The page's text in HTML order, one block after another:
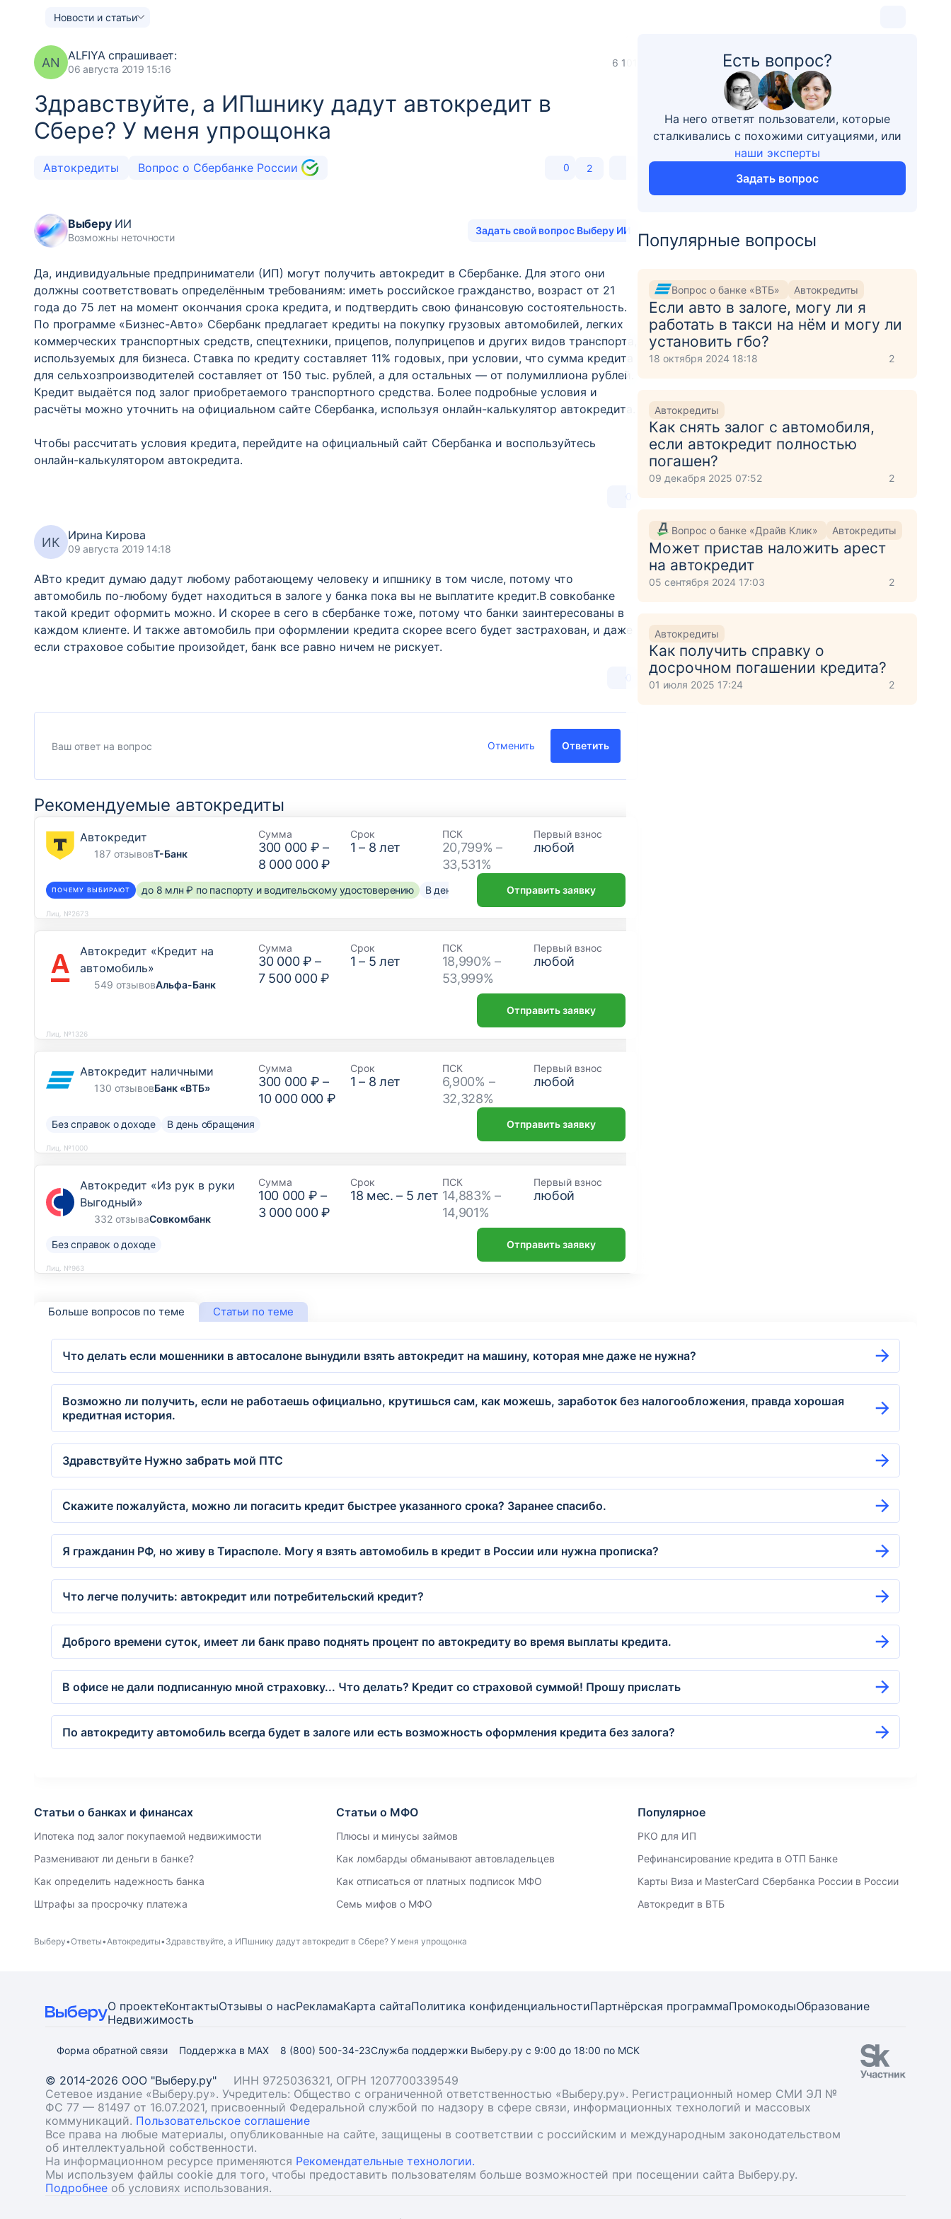
Новости и статьи
AN ALFIYAспрашивает:
06 августа 2019 15:16
6 101
Здравствуйте, а ИПшнику дадут автокредит в
Сбере? У меня упрощонка
Автокредиты Вопрос о Сбербанке России 0 2
ВыберуИИ
Возможны неточности
Задать свой вопрос Выберу ИИ
Да, индивидуальные предприниматели (ИП) могут получить автокредит в Сбербанке. Для этого они
должны соответствовать определённым требованиям: иметь российское гражданство, возраст от 21
года до 75 лет на момент окончания срока кредита, и подтвердить свою финансовую состоятельность.
По программе «Бизнес-Авто» Сбербанк предлагает кредиты на покупку грузовых автомобилей, легких
коммерческих транспортных средств, спецтехники, прицепов, полуприцепов и других видов транспорта,
используемых для бизнеса. Ставка по кредиту составляет 11% годовых, при условии, что сумма кредита
для сельхозпроизводителей составляет от 150 тыс. рублей, а для остальных — от полумиллиона рублей.
Кредит выдаётся под залог приобретаемого транспортного средства. Более подробные условия и
расчёты можно уточнить на официальном сайте Сбербанка, используя онлайн-калькулятор автокредита.
Чтобы рассчитать условия кредита, перейдите на официальный сайт Сбербанка и воспользуйтесь
онлайн-калькулятором автокредита.
0
ИК Ирина Кирова
09 августа 2019 14:18
АВто кредит думаю дадут любому работающему человеку и ипшнику в том числе, потому что
автомобиль по-любому будет находиться в залоге у банка пока вы не выплатите кредит.В совкобанке
такой кредит оформить можно. И скорее в сего в сбербанке тоже, потому что банки заинтересованы в
каждом клиенте. И также автомобиль при оформлении кредита скорее всего будет застрахован, и даже
если страховое событие произойдет, банк все равно ничем не рискует.
0
Отменить Ответить
Рекомендуемые автокредиты
Автокредит
187 отзывовТ-Банк
Сумма
300 000 ₽ –
8 000 000 ₽
Срок
1 – 8 лет
ПСК
20,799% –
33,531%
Первый взнос
любой
ПОЧЕМУ ВЫБИРАЮТ до 8 млн ₽ по паспорту и водительскому удостоверению В день обращенияОтправить заявку
Лиц. №2673
Автокредит «Кредит на
автомобиль»
549 отзывовАльфа-Банк
Сумма
30 000 ₽ –
7 500 000 ₽
Срок
1 – 5 лет
ПСК
18,990% –
53,999%
Первый взнос
любой
Отправить заявку
Лиц. №1326
Автокредит наличными
130 отзывовБанк «ВТБ»
Сумма
300 000 ₽ –
10 000 000 ₽
Срок
1 – 8 лет
ПСК
6,900% –
32,328%
Первый взнос
любой
Без справок о доходе В день обращения Отправить заявку
Лиц. №1000
Автокредит «Из рук в руки
Выгодный»
332 отзываСовкомбанк
Сумма
100 000 ₽ –
3 000 000 ₽
Срок
18 мес. – 5 лет
ПСК
14,883% –
14,901%
Первый взнос
любой
Без справок о доходе Отправить заявку
Лиц. №963
Есть вопрос?
На него ответят пользователи, которые
сталкивались с похожими ситуациями, или
наши эксперты
Задать вопрос
Популярные вопросы
Вопрос о банке «ВТБ» Автокредиты
Если авто в залоге, могу ли я
работать в такси на нём и могу ли
установить гбо?
18 октября 2024 18:18 2
Автокредиты
Как снять залог с автомобиля,
если автокредит полностью
погашен?
09 декабря 2025 07:52 2
Вопрос о банке «Драйв Клик» Автокредиты
Может пристав наложить арест
на автокредит
05 сентября 2024 17:03 2
Автокредиты
Как получить справку о
досрочном погашении кредита?
01 июля 2025 17:24 2
Больше вопросов по теме Статьи по теме
Что делать если мошенники в автосалоне вынудили взять автокредит на машину, которая мне даже не нужна?
Возможно ли получить, если не работаешь официально, крутишься сам, как можешь, заработок без налогообложения, правда хорошая
кредитная история.
Здравствуйте Нужно забрать мой ПТС
Скажите пожалуйста, можно ли погасить кредит быстрее указанного срока? Заранее спасибо.
Я гражданин РФ, но живу в Тирасполе. Могу я взять автомобиль в кредит в России или нужна прописка?
Что легче получить: автокредит или потребительский кредит?
Доброго времени суток, имеет ли банк право поднять процент по автокредиту во время выплаты кредита.
В офисе не дали подписанную мной страховку... Что делать? Кредит со страховой суммой! Прошу прислать
По автокредиту автомобиль всегда будет в залоге или есть возможность оформления кредита без залога?
Статьи о банках и финансах
Ипотека под залог покупаемой недвижимости
Разменивают ли деньги в банке?
Как определить надежность банка
Штрафы за просрочку платежа
Статьи о МФО
Плюсы и минусы займов
Как ломбарды обманывают автовладельцев
Как отписаться от платных подписок МФО
Семь мифов о МФО
Популярное
РКО для ИП
Рефинансирование кредита в ОТП Банке
Карты Виза и MasterCard Сбербанка России в России
Автокредит в ВТБ
Выберу Ответы Автокредиты Здравствуйте, а ИПшнику дадут автокредит в Сбере? У меня упрощонка
О проектеКонтактыОтзывы о насРекламаКарта сайтаПолитика конфиденциальностиПартнёрская программаПромокодыОбразование
Недвижимость
Форма обратной связи Поддержка в MAX 8 (800) 500-34-23Служба поддержки Выберу.ру с 9:00 до 18:00 по МСК
© 2014-2026 ООО "Выберу.ру"
ИНН 9725036321, ОГРН 1207700339549
Сетевое издание «Выберу.ру». Учредитель: Общество с ограниченной ответственностью «Выберу.ру». Регистрационный номер СМИ ЭЛ №
ФС 77 — 81497 от 16.07.2021, присвоенный Федеральной службой по надзору в сфере связи, информационных технологий и массовых
коммуникаций. Пользовательское соглашение
Все права на любые материалы, опубликованные на сайте, защищены в соответствии с российским и международным законодательством
об интеллектуальной собственности.
На информационном ресурсе применяются Рекомендательные технологии.
Мы используем файлы cookie для того, чтобы предоставить пользователям больше возможностей при посещении сайта Выберу.ру.
Подробнее об условиях использования.